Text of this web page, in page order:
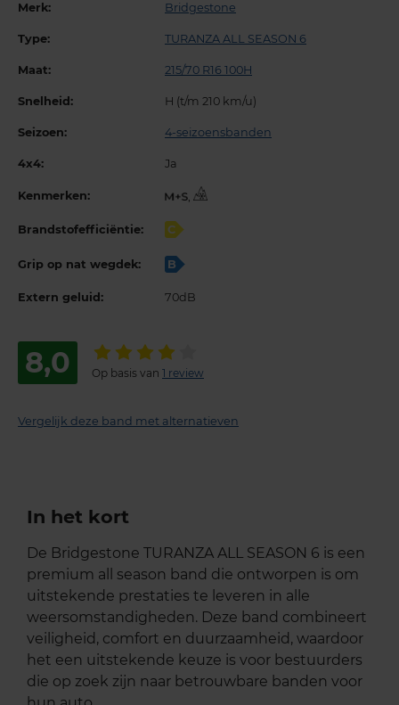
Merk: Bridgestone
Type: TURANZA ALL SEASON 6
Maat: 215/70 R16 100H
Snelheid: H (t/m 210 km/u)
Seizoen: 4-seizoensbanden
4x4: Ja
Kenmerken: ,
Brandstofefficiëntie: C
Grip op nat wegdek: B
Extern geluid: 70dB
8,0 Op basis van 1 review
Vergelijk deze band met alternatieven
In het kort
De Bridgestone TURANZA ALL SEASON 6 is een
premium all season band die ontworpen is om
uitstekende prestaties te leveren in alle
weersomstandigheden. Deze band combineert
veiligheid, comfort en duurzaamheid, waardoor
het een uitstekende keuze is voor bestuurders
die op zoek zijn naar betrouwbare banden voor